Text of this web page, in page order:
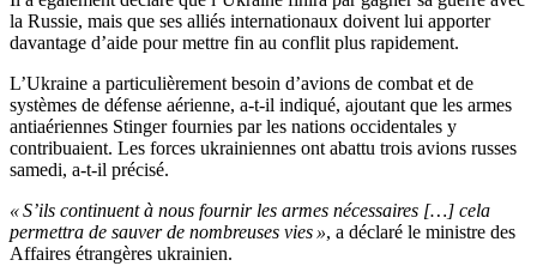
la Russie, mais que ses alliés internationaux doivent lui apporter
davantage d’aide pour mettre fin au conflit plus rapidement.
L’Ukraine a particulièrement besoin d’avions de combat et de
systèmes de défense aérienne, a-t-il indiqué, ajoutant que les armes
antiaériennes Stinger fournies par les nations occidentales y
contribuaient. Les forces ukrainiennes ont abattu trois avions russes
samedi, a-t-il précisé.
« S’ils continuent à nous fournir les armes nécessaires […] cela
permettra de sauver de nombreuses vies », a déclaré le ministre des
Affaires étrangères ukrainien.